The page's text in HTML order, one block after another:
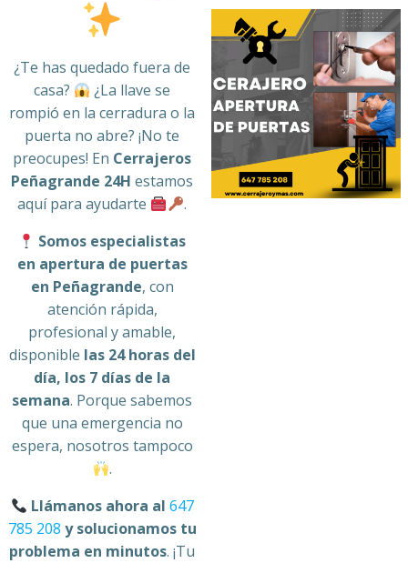
¿Te has quedado fuera de
casa?
¿La llave se
rompió en la cerradura o la
puerta no abre? ¡No te
preocupes! En Cerrajeros
Peñagrande 24H estamos
aquí para ayudarte
.
Somos especialistas
en apertura de puertas
en Peñagrande, con
atención rápida,
profesional y amable,
disponible las 24 horas del
día, los 7 días de la
semana. Porque sabemos
que una emergencia no
espera, nosotros tampoco
.
Llámanos ahora al 647
785 208 y solucionamos tu
problema en minutos. ¡Tu